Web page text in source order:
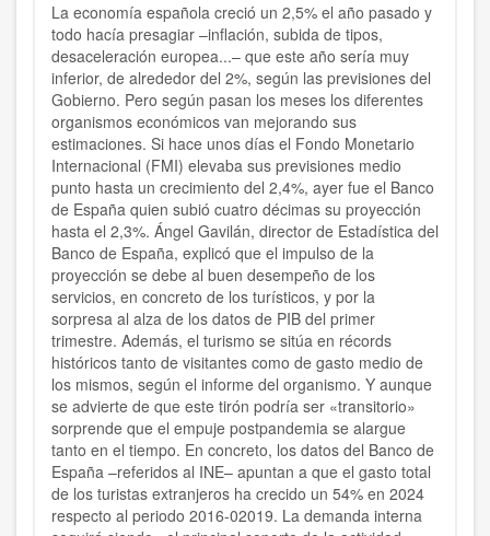
La economía española creció un 2,5% el año pasado y
todo hacía presagiar –inflación, subida de tipos,
desaceleración europea...– que este año sería muy
inferior, de alrededor del 2%, según las previsiones del
Gobierno. Pero según pasan los meses los diferentes
organismos económicos van mejorando sus
estimaciones. Si hace unos días el Fondo Monetario
Internacional (FMI) elevaba sus previsiones medio
punto hasta un crecimiento del 2,4%, ayer fue el Banco
de España quien subió cuatro décimas su proyección
hasta el 2,3%. Ángel Gavilán, director de Estadística del
Banco de España, explicó que el impulso de la
proyección se debe al buen desempeño de los
servicios, en concreto de los turísticos, y por la
sorpresa al alza de los datos de PIB del primer
trimestre. Además, el turismo se sitúa en récords
históricos tanto de visitantes como de gasto medio de
los mismos, según el informe del organismo. Y aunque
se advierte de que este tirón podría ser «transitorio»
sorprende que el empuje postpandemia se alargue
tanto en el tiempo. En concreto, los datos del Banco de
España –referidos al INE– apuntan a que el gasto total
de los turistas extranjeros ha crecido un 54% en 2024
respecto al periodo 2016-02019. La demanda interna